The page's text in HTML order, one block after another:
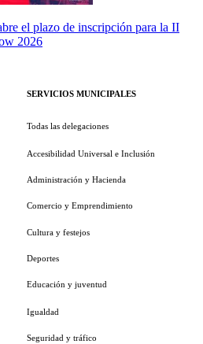
el plazo de inscripción para la II
2026
SERVICIOS MUNICIPALES
Todas las delegaciones
Accesibilidad Universal e Inclusión
Administración y Hacienda
Comercio y Emprendimiento
Cultura y festejos
Deportes
Educación y juventud
Igualdad
Seguridad y tráfico